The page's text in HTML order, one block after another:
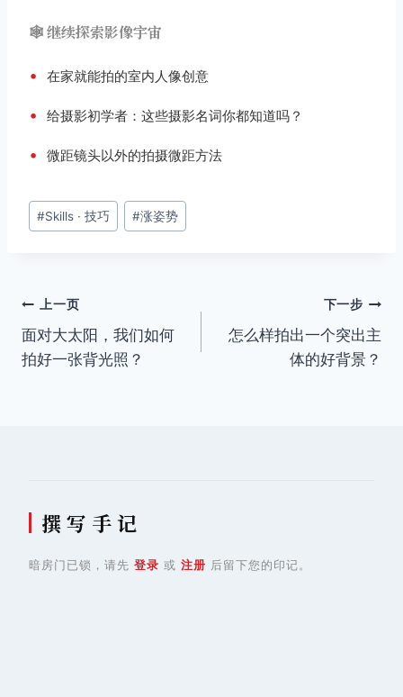
🕸️ 继续探索影像宇宙
• 在家就能拍的室内人像创意
• 给摄影初学者：这些摄影名词你都知道吗？
• 微距镜头以外的拍摄微距方法
文
章
#Skills · 技巧 #涨姿势
文
章
上一页
面对大太阳，我们如何
拍好一张背光照？
下一步
怎么样拍出一个突出主
体的好背景？
撰 写 手 记
暗房门已锁，请先 登录 或 注册 后留下您的印记。